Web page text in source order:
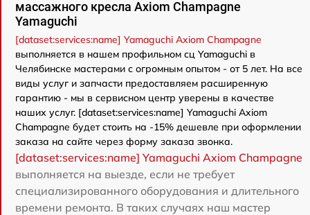
массажного кресла Axiom Champagne
Yamaguchi
[dataset:services:name] Yamaguchi Axiom Champagne
выполняется в нашем профильном сц Yamaguchi в
Челябинске мастерами с огромным опытом - от 5 лет. На все
виды услуг и запчасти предоставляем расширенную
гарантию - мы в сервисном центр уверены в качестве
наших услуг. [dataset:services:name] Yamaguchi Axiom
Champagne будет стоить на -15% дешевле при оформлении
заказа на сайте через форму заказа звонка.
[dataset:services:name] Yamaguchi Axiom Champagne
выполняется на выезде, если не требует
специализированного оборудования и длительного
времени ремонта. В таких случаях наш мастер